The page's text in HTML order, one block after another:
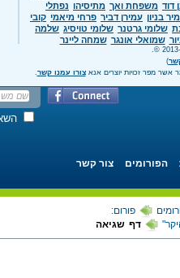
דוד משפחת ואך מתיסיהו נפתלי
בניון עמירן דביר פרחי מיאמי קובי
שלומי גרטנר שלומי טויסיג שלמה
שמואלי אונגר שמחה ליינר
)
אשר מפר זכויות יוצרים אנאצורו עמנו קשר.
הפורומים צור קשר
פורום:
דף שגיאה